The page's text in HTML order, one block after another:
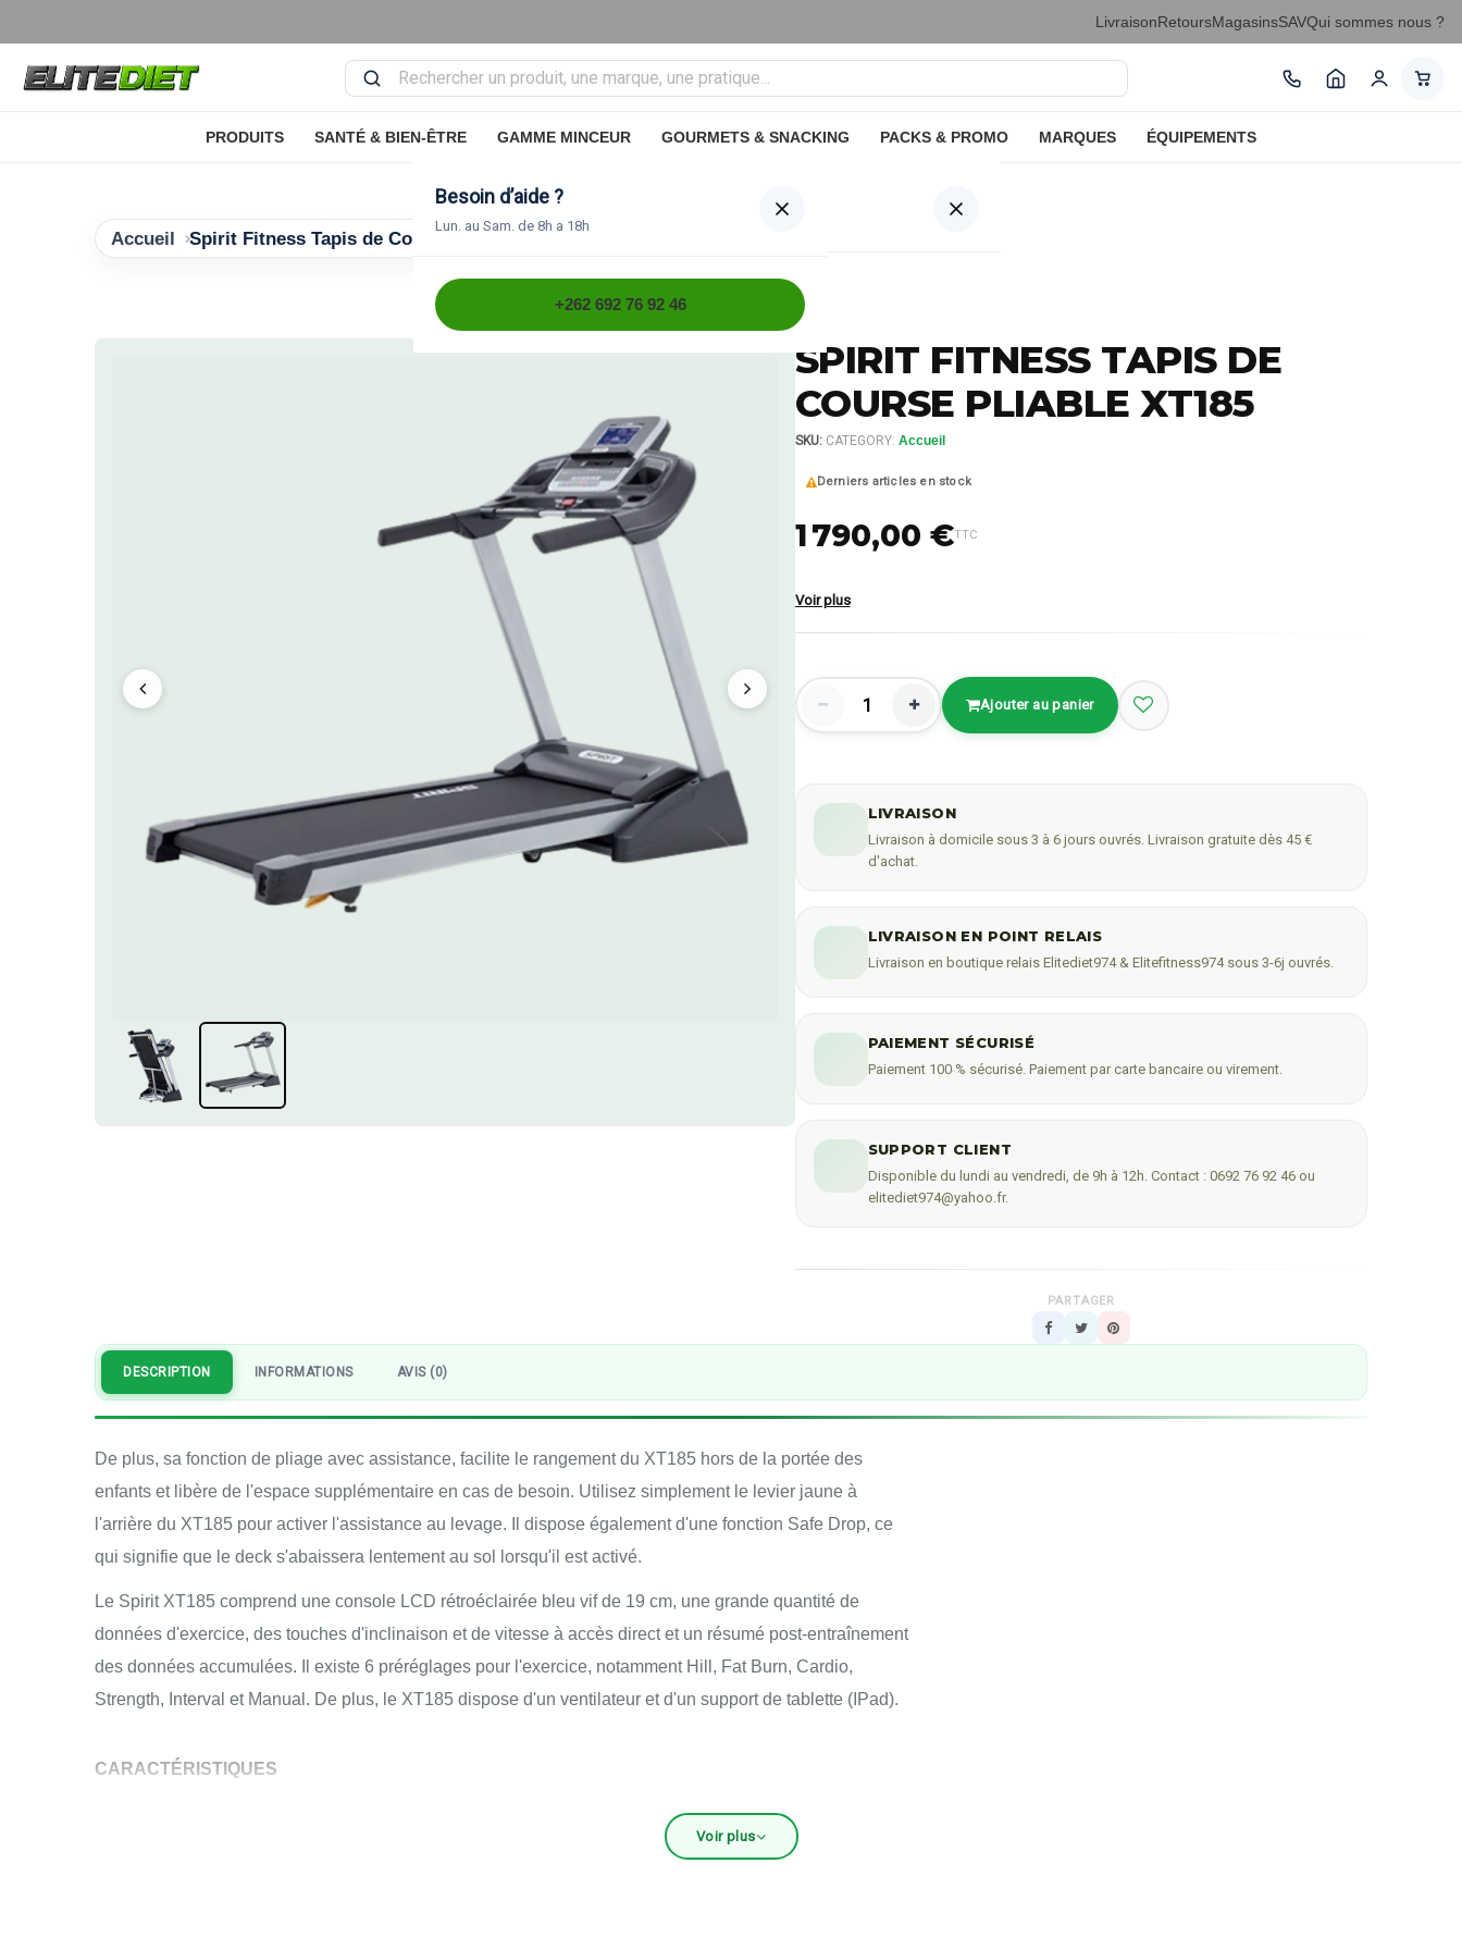
LivraisonRetoursMagasinsSAVQui sommes nous ?
Recherche
PRODUITS SANTÉ & BIEN-ÊTRE GAMME MINCEUR GOURMETS & SNACKING PACKS & PROMO MARQUES ÉQUIPEMENTS
Recherche
Besoin d’aide ?
Lun. au Sam. de 8h a 18h
+262 692 76 92 46
SPIRIT FITNESS TAPIS DE COURSE PLIABLE XT185
Accueil Spirit Fitness Tapis de Course Pliable XT185
SPIRIT FITNESS TAPIS DE
COURSE PLIABLE XT185
SKU:·CATEGORY: Accueil
Derniers articles en stock
1 790,00 €TTC
Voir plus
Ajouter au panier
LIVRAISON
Livraison à domicile sous 3 à 6 jours ouvrés. Livraison gratuite dès 45 €
d'achat.
LIVRAISON EN POINT RELAIS
Livraison en boutique relais Elitediet974 & Elitefitness974 sous 3-6j ouvrés.
PAIEMENT SÉCURISÉ
Paiement 100 % sécurisé. Paiement par carte bancaire ou virement.
SUPPORT CLIENT
Disponible du lundi au vendredi, de 9h à 12h. Contact : 0692 76 92 46 ou
elitediet974@yahoo.fr.
PARTAGER
DESCRIPTION INFORMATIONS AVIS (0)
De plus, sa fonction de pliage avec assistance, facilite le rangement du XT185 hors de la portée des
enfants et libère de l'espace supplémentaire en cas de besoin. Utilisez simplement le levier jaune à
l'arrière du XT185 pour activer l'assistance au levage. Il dispose également d'une fonction Safe Drop, ce
qui signifie que le deck s'abaissera lentement au sol lorsqu'il est activé.
Le Spirit XT185 comprend une console LCD rétroéclairée bleu vif de 19 cm, une grande quantité de
données d'exercice, des touches d'inclinaison et de vitesse à accès direct et un résumé post-entraînement
des données accumulées. Il existe 6 préréglages pour l'exercice, notamment Hill, Fat Burn, Cardio,
Strength, Interval et Manual. De plus, le XT185 dispose d'un ventilateur et d'un support de tablette (IPad).
CARACTÉRISTIQUES
Un écran LCD rétroéclairé bleu de 19 cm qui affiche 9 données à la fois pour vous tenir informé et
Le Spirit XT185 a la capacité de sélectionner rapidement une vitesse ou une pente spécifique en
Voir plus